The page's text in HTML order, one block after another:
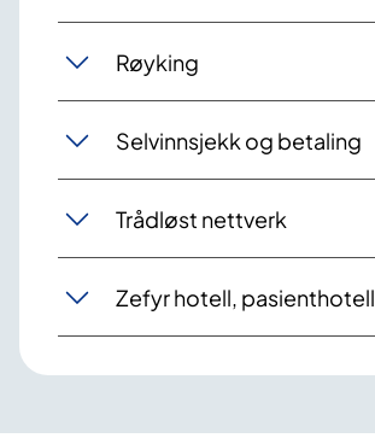
Røyking
Selvinnsjekk og betaling
Trådløst nettverk
Zefyr hotell, pasienthotell